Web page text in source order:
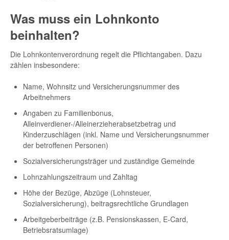
Was muss ein Lohnkonto
beinhalten?
Die Lohnkontenverordnung regelt die Pflichtangaben. Dazu
zählen insbesondere:
Name, Wohnsitz und Versicherungsnummer des
Arbeitnehmers
Angaben zu Familienbonus,
Alleinverdiener-/Alleinerzieherabsetzbetrag und
Kinderzuschlägen (inkl. Name und Versicherungsnummer
der betroffenen Personen)
Sozialversicherungsträger und zuständige Gemeinde
Lohnzahlungszeitraum und Zahltag
Höhe der Bezüge, Abzüge (Lohnsteuer,
Sozialversicherung), beitragsrechtliche Grundlagen
Arbeitgeberbeiträge (z.B. Pensionskassen, E-Card,
Betriebsratsumlage)